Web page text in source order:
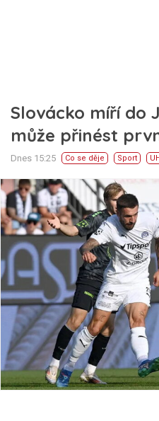
Slovácko míří do
může přinést
Dnes 15:25 Co se děje Sport